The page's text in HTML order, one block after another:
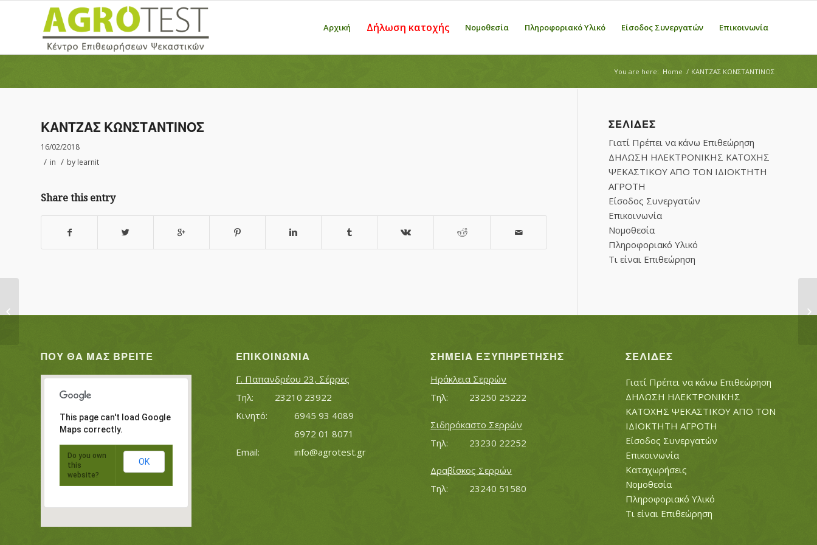
Αρχική Δήλωση κατοχής Νομοθεσία Πληροφοριακό Υλικό Είσοδος Συνεργατών Επικοινωνία
You are here: Home / ΚΑΝΤΖΑΣ ΚΩΝΣΤΑΝΤΙΝΟΣ
ΚΑΝΤΖΑΣ ΚΩΝΣΤΑΝΤΙΝΟΣ
16/02/2018
/ in / by learnit
Share this entry
ΣΕΛΊΔΕΣ
Γιατί Πρέπει να κάνω Επιθεώρηση
ΔΗΛΩΣΗ ΗΛΕΚΤΡΟΝΙΚΗΣ ΚΑΤΟΧΗΣ
ΨΕΚΑΣΤΙΚΟΥ ΑΠΟ ΤΟΝ ΙΔΙΟΚΤΗΤΗ
ΑΓΡΟΤΗ
Είσοδος Συνεργατών
Επικοινωνία
Νομοθεσία
Πληροφοριακό Υλικό
Τι είναι Επιθεώρηση
ΠΟΥ ΘΑ ΜΑΣ ΒΡΕΊΤΕ
This page can't load Google
Maps correctly.
Do you own
this
website?
OK
ΕΠΙΚΟΙΝΩΝΊΑ
Γ. Παπανδρέου 23, Σέρρες
Τηλ:		23210 23922
Κινητό:		6945 93 4089
			6972 01 8071
info@agrotest.gr
ΣΗΜΕΊΑ ΕΞΥΠΗΡΈΤΗΣΗΣ
Ηράκλεια Σερρών
Τηλ:		23250 25222
Σιδηρόκαστο Σερρών
Τηλ:		23230 22252
Δραβίσκος Σερρών
Τηλ:		23240 51580
ΣΕΛΊΔΕΣ
Γιατί Πρέπει να κάνω Επιθεώρηση
ΔΗΛΩΣΗ ΗΛΕΚΤΡΟΝΙΚΗΣ
ΚΑΤΟΧΗΣ ΨΕΚΑΣΤΙΚΟΥ ΑΠΟ ΤΟΝ
ΙΔΙΟΚΤΗΤΗ ΑΓΡΟΤΗ
Είσοδος Συνεργατών
Επικοινωνία
Καταχωρήσεις
Νομοθεσία
Πληροφοριακό Υλικό
Τι είναι Επιθεώρηση